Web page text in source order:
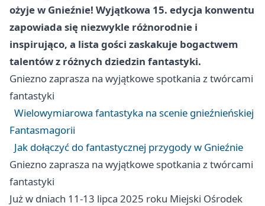
ożyje w Gnieźnie! Wyjątkowa 15. edycja konwentu
zapowiada się niezwykle różnorodnie i
inspirująco, a lista gości zaskakuje bogactwem
talentów z różnych dziedzin fantastyki.
Gnieznozaprasza na wyjątkowe spotkania z twórcami
fantastyki
Wielowymiarowa fantastyka na scenie gnieźnieńskiej
Fantasmagorii
Jak dołączyć do fantastycznej przygody w Gnieźnie
Gnieznozaprasza na wyjątkowe spotkania z twórcami
fantastyki
Już w dniach 11-13 lipca 2025 roku Miejski Ośrodek